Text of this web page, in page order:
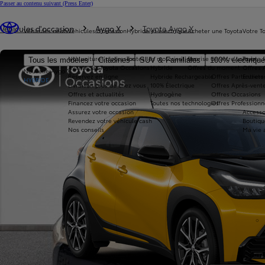
Passer au contenu suivant (Press Enter)
Véhicules neufs
Tous les modèles Citadines SUV & Familiales 100%
Nouvelle Aygo X
HYBRIDE
Véhicules d'occasion
Nos voitures d'occasion
Avantages Toyota Occasions
Réservez en ligne
Livraison près de chez vous
Offres et actualités
Financez votre occasion
Assurez votre occasion
Revendez votre véhicule cash
Nos conseils
Hybride et électrique
Toutes les motorisations
Hybride
100% Électrique
Hydrogène
Toutes nos technologies
Acheter une Toyota
Reprise de votre voiture
Offres du moment
Offres Après-
Offres Occasions
Offres
Votre
Toyota
Offres
Ma vie
Véhicules d'occasion Aygo X Toyota Aygo X